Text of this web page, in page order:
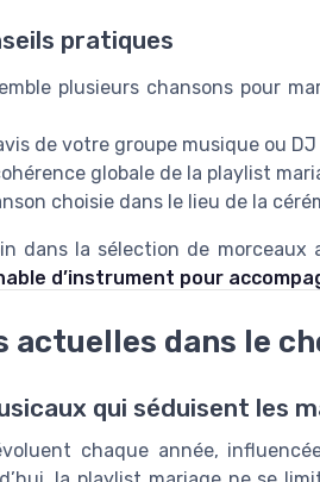
pratiques
plusieurs chansons pour
de votre groupe musique ou
globale de la playlist
choisie dans le lieu de la
dans la sélection de
d’instrument pour
actuelles dans le
qui séduisent les
chaque année,